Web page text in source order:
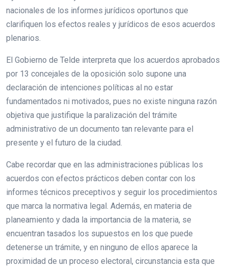
nacionales de los informes jurídicos oportunos que
clarifiquen los efectos reales y jurídicos de esos acuerdos
plenarios.
El Gobierno de Telde interpreta que los acuerdos aprobados
por 13 concejales de la oposición solo supone una
declaración de intenciones políticas al no estar
fundamentados ni motivados, pues no existe ninguna razón
objetiva que justifique la paralización del trámite
administrativo de un documento tan relevante para el
presente y el futuro de la ciudad.
Cabe recordar que en las administraciones públicas los
acuerdos con efectos prácticos deben contar con los
informes técnicos preceptivos y seguir los procedimientos
que marca la normativa legal. Además, en materia de
planeamiento y dada la importancia de la materia, se
encuentran tasados los supuestos en los que puede
detenerse un trámite, y en ninguno de ellos aparece la
proximidad de un proceso electoral, circunstancia esta que